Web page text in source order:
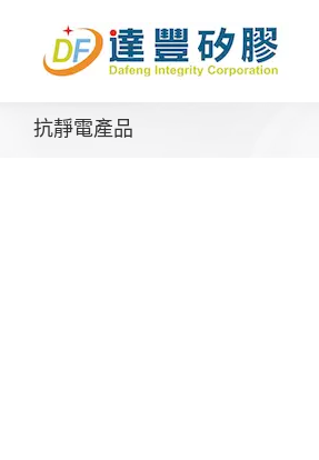
content
抗靜電產品